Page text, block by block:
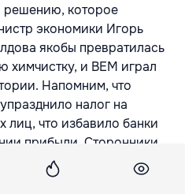
решению, которое
экономики Игорь
якобы превратилась
химчистку, и BEM играл
Напомним, что
налог на
лиц, что избавило банки
прибыли. Сторонники
доказательства
с ним международное